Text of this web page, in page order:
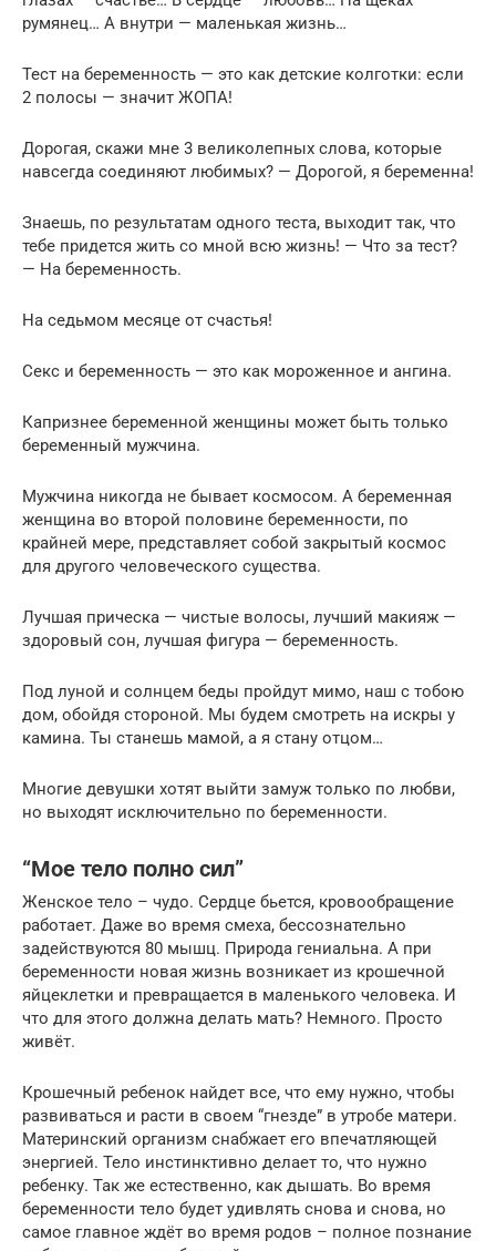
румянец… А внутри — маленькая жизнь…
Тест на беременность — это как детские колготки: если
2 полосы — значит ЖОПА!
Дорогая, скажи мне 3 великолепных слова, которые
навсегда соединяют любимых? — Дорогой, я беременна!
Знаешь, по результатам одного теста, выходит так, что
тебе придется жить со мной всю жизнь! — Что за тест?
— На беременность.
На седьмом месяце от счастья!
Секс и беременность — это как мороженное и ангина.
Капризнее беременной женщины может быть только
беременный мужчина.
Мужчина никогда не бывает космосом. А беременная
женщина во второй половине беременности, по
крайней мере, представляет собой закрытый космос
для другого человеческого существа.
Лучшая прическа — чистые волосы, лучший макияж —
здоровый сон, лучшая фигура — беременность.
Под луной и солнцем беды пройдут мимо, наш с тобою
дом, обойдя стороной. Мы будем смотреть на искры у
камина. Ты станешь мамой, а я стану отцом…
Многие девушки хотят выйти замуж только по любви,
но выходят исключительно по беременности.
“Мое тело полно сил”
Женское тело – чудо. Сердце бьется, кровообращение
работает. Даже во время смеха, бессознательно
задействуются 80 мышц. Природа гениальна. А при
беременности новая жизнь возникает из крошечной
яйцеклетки и превращается в маленького человека. И
что для этого должна делать мать? Немного. Просто
живёт.
Крошечный ребенок найдет все, что ему нужно, чтобы
развиваться и расти в своем “гнезде” в утробе матери.
Материнский организм снабжает его впечатляющей
энергией. Тело инстинктивно делает то, что нужно
ребенку. Так же естественно, как дышать. Во время
беременности тело будет удивлять снова и снова, но
самое главное ждёт во время родов – полное познание